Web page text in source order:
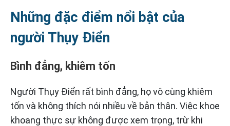
Những đặc điểm nổi bật của
người Thụy Điển
Bình đẳng, khiêm tốn
Người Thụy Điển rất bình đẳng, họ vô cùng khiêm
tốn và không thích nói nhiều về bản thân. Việc khoe
khoang thực sự không được xem trọng, trừ khi